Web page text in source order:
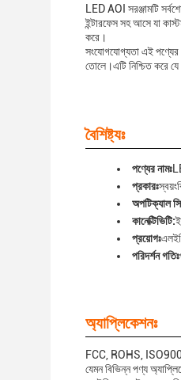
LED AOI সরঞ্জামটি
ইন্টারফেস সহ আসে যা
করে।
সংযোগযোগ্যতা এই পণ্যের
তোলে।এটি নিশ্চিত করে
বৈশিষ্ট্যঃ
পণ্যের নামঃ
প্রকারঃ
অপটিক্যাল
কানেক্টিভিটি:
প্রয়োগঃ
পরিদর্শন গতিঃ
অ্যাপ্লিকেশনঃ
FCC, ROHS, ISO9000,
যেমন বিভিন্ন পণ্য